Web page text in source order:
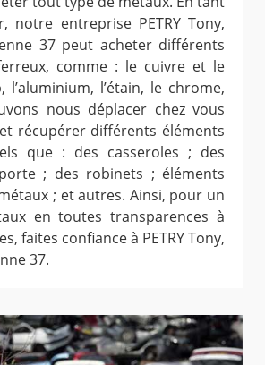
notre entreprise PETRY Tony,
37 peut acheter différents
comme : le cuivre et le
l’aluminium, l’étain, le chrome,
nous déplacer chez vous
récupérer différents éléments
que : des casseroles ; des
; des robinets ; éléments
; et autres. Ainsi, pour un
en toutes transparences à
faites confiance à PETRY Tony,
37.